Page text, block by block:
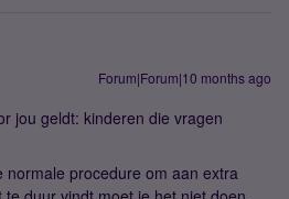
Forum|Forum|10 months ago
jou geldt: kinderen die vragen
normale procedure om aan extra